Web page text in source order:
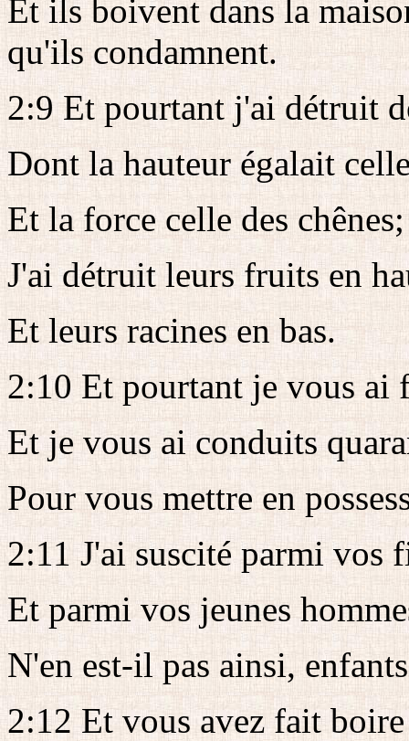
Et ils boivent dans la
qu'ils condamnent.
2:9 Et pourtant j'ai détruit
Dont la hauteur égalait
Et la force celle des chênes;
J'ai détruit leurs fruits en
Et leurs racines en bas.
2:10 Et pourtant je vous ai
Et je vous ai conduits
Pour vous mettre en
2:11 J'ai suscité parmi vos
Et parmi vos jeunes
N'en est-il pas ainsi,
2:12 Et vous avez fait